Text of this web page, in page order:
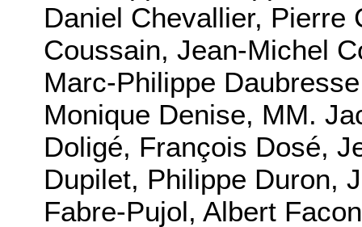
Daniel Chevallier, Pierre
Coussain, Jean-Michel
Marc-Philippe
Monique Denise, MM.
Doligé, François Dosé,
Dupilet, Philippe Duron,
Fabre-Pujol, Albert